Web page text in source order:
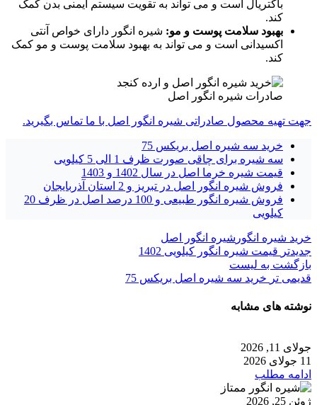
باکتریال است و می تواند به تقویت سیستم ایمنی بدن کمک
کند.
بهبود سلامت پوست و مو: شیره انگور دارای خواص آنتی
اکسیدانی است و می تواند به بهبود سلامت پوست و مو کمک
کند.
صادرات شیره انگور اصل
جهت تهیه محصول صادراتی شیره انگور اصل با ما تماس بگیرید.
خرید سه شیره اصل بریکس 75
سه شیره برای چاقی صورت ظرف 1 الی 5 کیلویی
قیمت شیره خرما اصل در سال 1402 و 1403
فروش شیره انگور اصل در تبریز و 2 استان آذربایجان
فروش شیره انگور طبیعی و 100 درصد اصل در ظرف 20
کیلویی
خرید شیره انگور شیره انگور اصل
جدیدتر قیمت شیره انگور کیلویی 1402
بازگشت به لیست
قدیمی تر خرید سه شیره اصل بریکس 75
نوشته های مشابه
جولای 11, 2026
11 جولای 2026
ادامه مطلب
ژوئن 25, 2026